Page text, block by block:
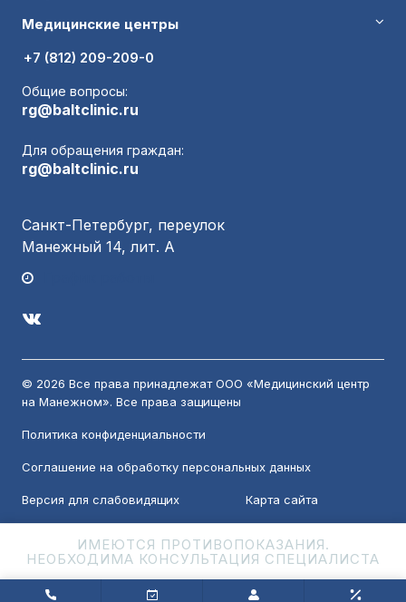
Медицинские центры
+7 (812) 209-209-0
Общие вопросы:
rg@baltclinic.ru
Для обращения граждан:
rg@baltclinic.ru
Санкт-Петербург, переулок
Манежный 14, лит. А
© 2026 Все права принадлежат ООО «Медицинский центр
на Манежном». Все права защищены
Политика конфиденциальности
Соглашение на обработку персональных данных
Версия для слабовидящих Карта сайта
ИМЕЮТСЯ ПРОТИВОПОКАЗАНИЯ.
НЕОБХОДИМА КОНСУЛЬТАЦИЯ СПЕЦИАЛИСТА